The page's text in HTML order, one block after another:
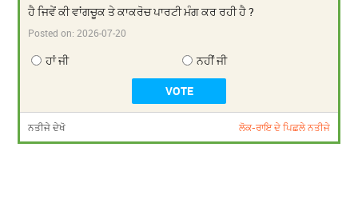
ਹੈ ਜਿਵੇਂ ਕੀ ਵਾਂਗਚੂਕ ਤੇ ਕਾਕਰੋਚ ਪਾਰਟੀ ਮੰਗ ਕਰ ਰਹੀ ਹੈ ?
Posted on:2026-07-20
ਹਾਂ ਜੀ ਨਹੀਂ ਜੀ
ਨਤੀਜੇ ਦੇਖੋ ਲੋਕ-ਰਾਇ ਦੇ ਪਿਛਲੇ ਨਤੀਜੇ